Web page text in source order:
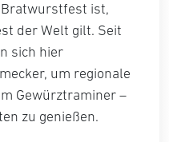
ist,
der Welt gilt. Seit
sich hier
um regionale
Gewürztraminer –
zu genießen.